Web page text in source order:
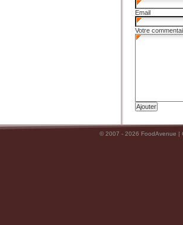
Email
Votre
© 2007 - 2026 FoodAvenue |